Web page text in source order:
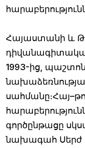
Հայաստանի և
1993-ից,
գործընթացը
նախագահ Սերժ